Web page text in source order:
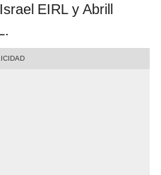
EIRL y Abrill